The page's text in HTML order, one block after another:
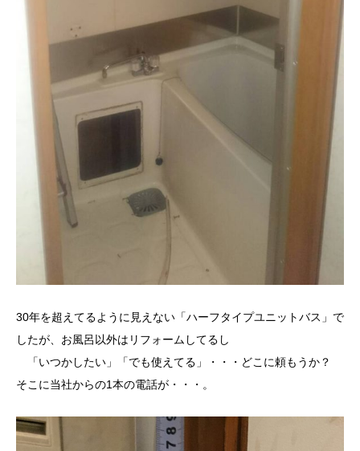
30年を超えてるように見えない「ハーフタイプユニットバス」で
したが、お風呂以外はリフォームしてるし
「いつかしたい」「でも使えてる」・・・どこに頼もうか？
そこに当社からの1本の電話が・・・。